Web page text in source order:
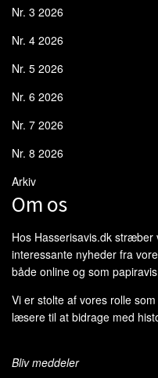
Nr. 3 2026
Nr. 4 2026
Nr. 5 2026
Nr. 6 2026
Nr. 7 2026
Nr. 8 2026
Arkiv
Om os
Hos Hasserisavis.dk
interessante nyheder fra
både online og som
Vi er stolte af vores rolle
læsere til at bidrage med
Bliv meddeler